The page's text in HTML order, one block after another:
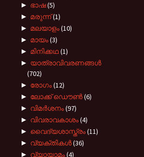
► ഭാഷ(5)
► മരുന്ന്(1)
► മലയാളം(10)
► മായം(3)
► മിനിക്കഥ(1)
► യാത്രാവിവരണങ്ങൾ
(702)
► രോഗം(12)
► ലോക്ക് ഡൌൺ(6)
► വിമർശനം(97)
► വിവരാവകാശം(4)
► വൈദ്യശാസ്ത്രം(11)
► വ്യക്തികൾ(36)
► വ്യായാമം(4)